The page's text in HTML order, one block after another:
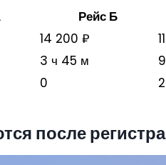
Рейс Б
14 200 ₽
3 ч 45 м
0 2
после